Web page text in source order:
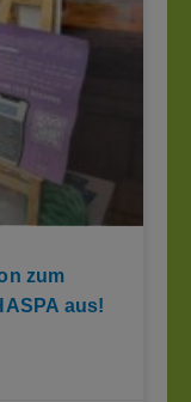
zum
aus!